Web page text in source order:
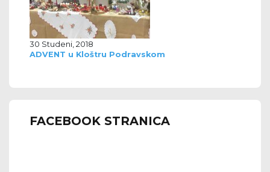
30 Studeni, 2018
ADVENT u Kloštru Podravskom
FACEBOOK STRANICA